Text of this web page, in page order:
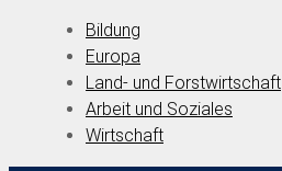
Bildung
Europa
Land- und Forstwirtschaft
Arbeit und Soziales
Wirtschaft